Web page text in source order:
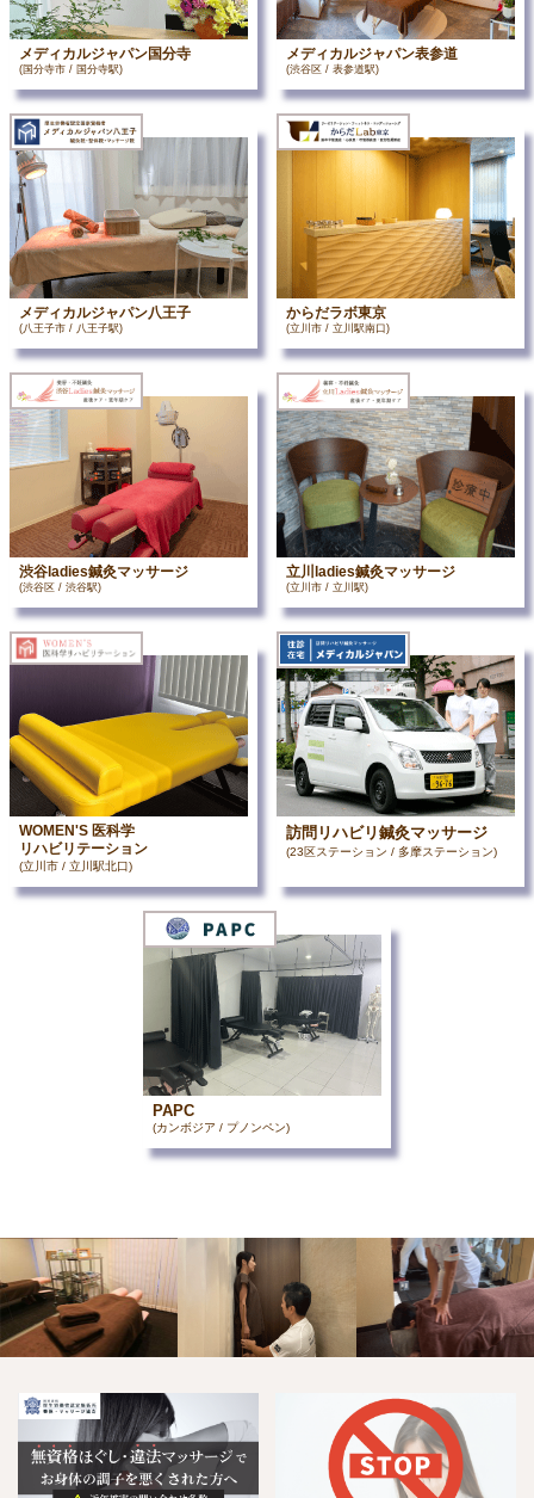
メディカルジャパン国分寺
(国分寺市 / 国分寺駅)
メディカルジャパン表参道
(渋谷区 / 表参道駅)
メディカルジャパン八王子
(八王子市 / 八王子駅)
からだラボ東京
(立川市 / 立川駅南口)
渋谷ladies鍼灸マッサージ
(渋谷区 / 渋谷駅)
立川ladies鍼灸マッサージ
(立川市 / 立川駅)
WOMEN'S 医科学
リハビリテーション
(立川市 / 立川駅北口)
訪問リハビリ鍼灸マッサージ
(23区ステーション / 多摩ステーション)
PAPC
(カンボジア / プノンペン)